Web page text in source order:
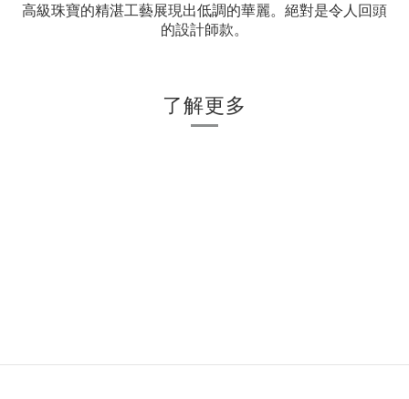
高級珠寶的精湛工藝展現出低調的華麗。絕對是令人回頭
的設計師款。
了解更多